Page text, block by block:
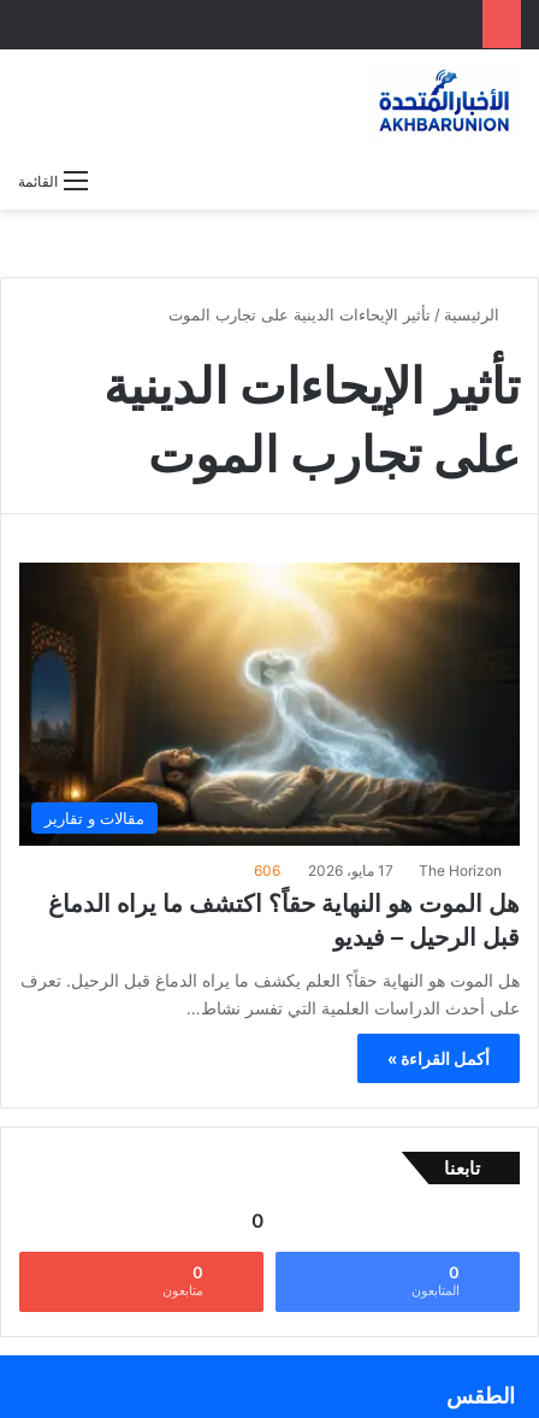
القائمةبحث عن
الوضع المظلم
الرئيسية / تأثير الإيحاءات الدينية على تجارب الموت
تأثير الإيحاءات الدينية
على تجارب الموت
مقالات و تقارير
The Horizon 17 مايو، 2026 606
هل الموت هو النهاية حقاً؟ اكتشف ما يراه الدماغ
قبل الرحيل – فيديو
هل الموت هو النهاية حقاً؟ العلم يكشف ما يراه الدماغ قبل الرحيل. تعرف
على أحدث الدراسات العلمية التي تفسر نشاط…
أكمل القراءة »
تابعنا
0
0
المتابعون
0
متابعون
الطقس